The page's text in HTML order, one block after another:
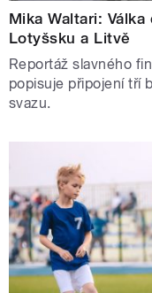
Mika Waltari:
Lotyšsku a Litvě
Reportáž slavného
popisuje připojení tří
svazu.